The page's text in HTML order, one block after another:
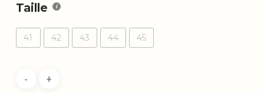
219.00 €.87.00 €.
Taille
41 42 43 44 45